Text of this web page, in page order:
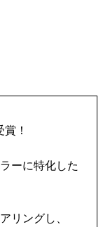
！
ーに特化した
リングし、